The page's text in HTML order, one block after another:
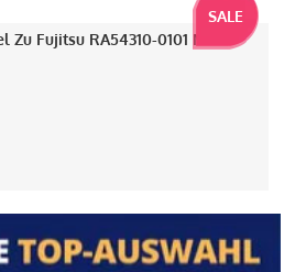
SALE
Fujitsu RA54310-0101 Mit